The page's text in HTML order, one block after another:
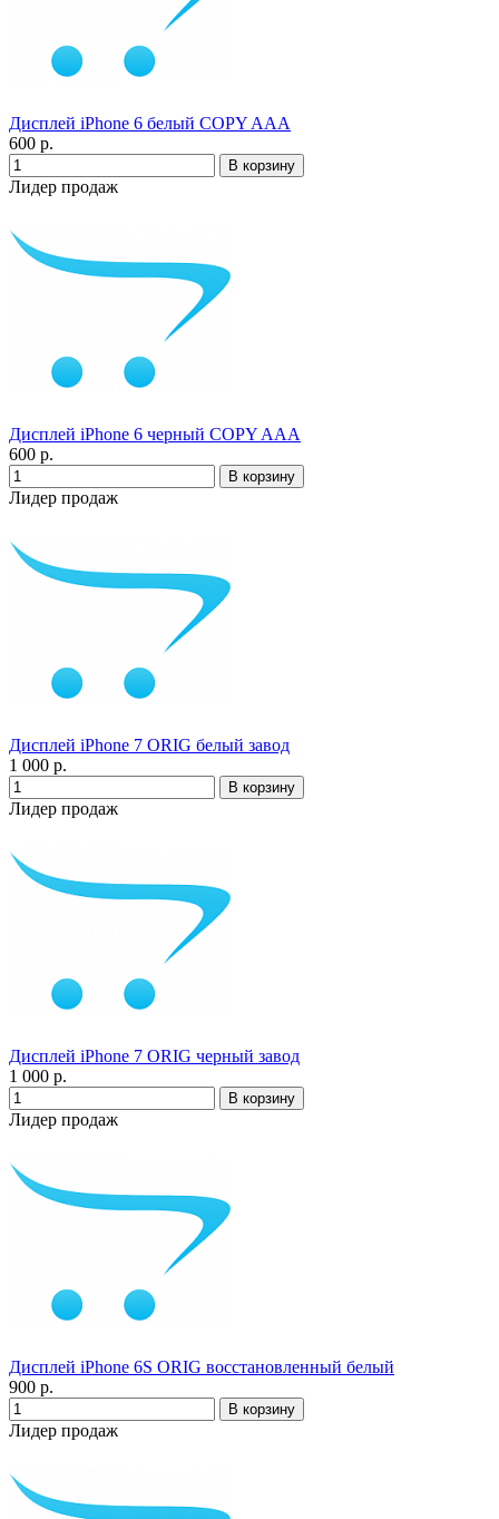
Дисплей iPhone 6 белый COPY AAA
600 р.
Лидер продаж
Дисплей iPhone 6 черный COPY AAA
600 р.
Лидер продаж
Дисплей iPhone 7 ORIG белый завод
1 000 р.
Лидер продаж
Дисплей iPhone 7 ORIG черный завод
1 000 р.
Лидер продаж
Дисплей iPhone 6S ORIG восстановленный белый
900 р.
Лидер продаж